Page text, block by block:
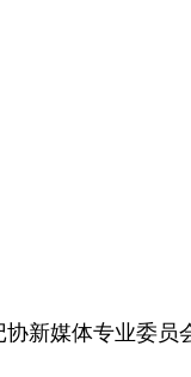
新媒体专业委员